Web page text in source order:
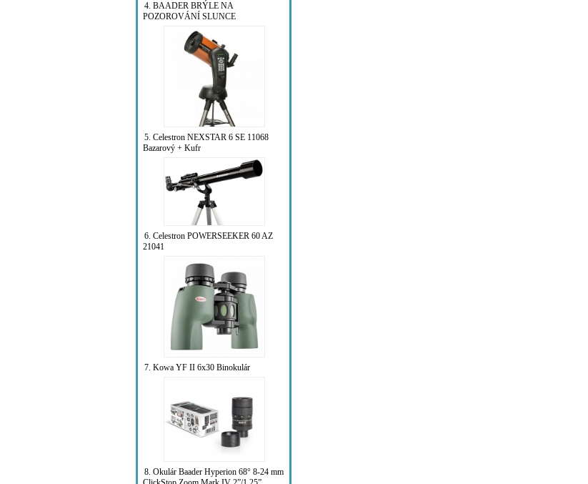
4. BAADER BRÝLE NA
POZOROVÁNÍ SLUNCE
5. Celestron NEXSTAR 6 SE 11068
Bazarový + Kufr
6. Celestron POWERSEEKER 60 AZ
21041
7. Kowa YF II 6x30 Binokulár
8. Okulár Baader Hyperion 68° 8-24 mm